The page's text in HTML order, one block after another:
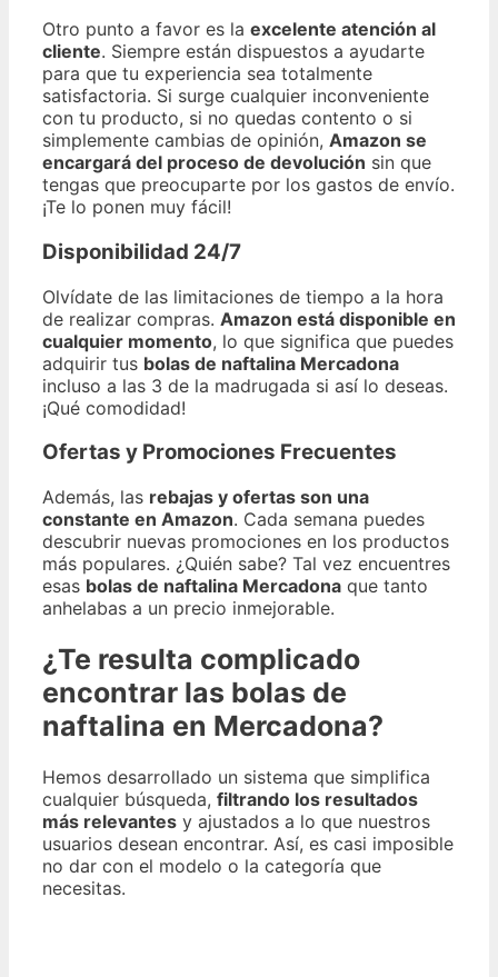
Otro punto a favor es la excelente atención al
cliente. Siempre están dispuestos a ayudarte
para que tu experiencia sea totalmente
satisfactoria. Si surge cualquier inconveniente
con tu producto, si no quedas contento o si
simplemente cambias de opinión, Amazon se
encargará del proceso de devolución sin que
tengas que preocuparte por los gastos de envío.
¡Te lo ponen muy fácil!
Disponibilidad 24/7
Olvídate de las limitaciones de tiempo a la hora
de realizar compras. Amazon está disponible en
cualquier momento, lo que significa que puedes
adquirir tus bolas de naftalina Mercadona
incluso a las 3 de la madrugada si así lo deseas.
¡Qué comodidad!
Ofertas y Promociones Frecuentes
Además, las rebajas y ofertas son una
constante en Amazon. Cada semana puedes
descubrir nuevas promociones en los productos
más populares. ¿Quién sabe? Tal vez encuentres
esas bolas de naftalina Mercadona que tanto
anhelabas a un precio inmejorable.
¿Te resulta complicado
encontrar las bolas de
naftalina en Mercadona?
Hemos desarrollado un sistema que simplifica
cualquier búsqueda, filtrando los resultados
más relevantes y ajustados a lo que nuestros
usuarios desean encontrar. Así, es casi imposible
no dar con el modelo o la categoría que
necesitas.